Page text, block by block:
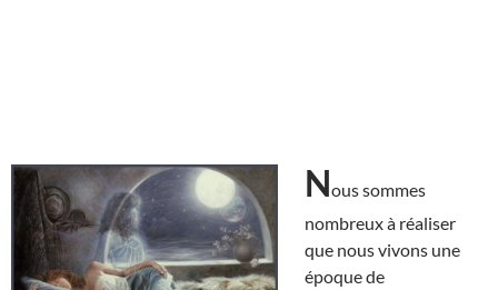
Nous sommes
nombreux à réaliser
que nous vivons une
époque de